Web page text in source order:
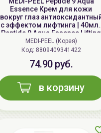
Essence Крем для кожи
вокруг глаз
с эффектом лифтинга | 40мл |
Peptide 9 Aqua Essence Lifting
Eye Cream
MEDI-PEEL (Корея)
Код: 8809409341422
74.90 руб.
в корзину